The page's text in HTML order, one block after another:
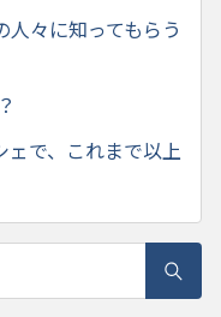
々に知ってもらう
ェで、これまで以上